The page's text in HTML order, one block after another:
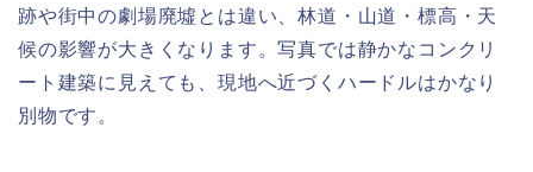
跡や街中の劇場廃墟とは違い、林道・山道・標高・天
候の影響が大きくなります。写真では静かなコンクリ
ート建築に見えても、現地へ近づくハードルはかなり
別物です。